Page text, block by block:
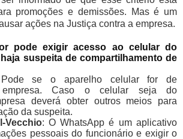
promoções e demissões. Mas é um
ações na Justiça contra a empresa.
pode exigir acesso ao celular do
suspeita de compartilhamento de
se o aparelho celular for de
empresa. Caso o celular seja do
deverá obter outros meios para
da suspeita.
Vecchio: O WhatsApp é um aplicativo
pessoais do funcionário e exigir o